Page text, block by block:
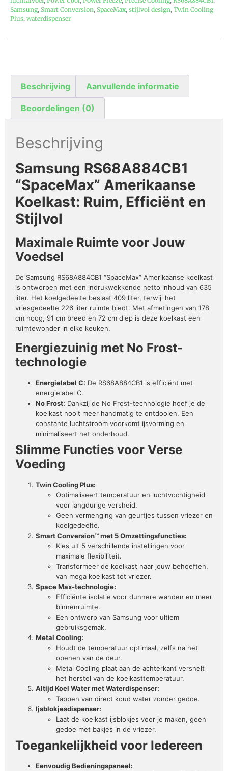
Samsung, Smart Conversion, SpaceMax, stijlvol design, Twin Cooling
Plus, waterdispenser
Beschrijving Aanvullende informatie
Beoordelingen (0)
Beschrijving
Samsung RS68A884CB1
“SpaceMax” Amerikaanse
Koelkast: Ruim, Efficiënt en
Stijlvol
Maximale Ruimte voor Jouw
Voedsel
De Samsung RS68A884CB1 “SpaceMax” Amerikaanse koelkast
is ontworpen met een indrukwekkende netto inhoud van 635
liter. Het koelgedeelte beslaat 409 liter, terwijl het
vriesgedeelte 226 liter ruimte biedt. Met afmetingen van 178
cm hoog, 91 cm breed en 72 cm diep is deze koelkast een
ruimtewonder in elke keuken.
Energiezuinig met No Frost-
technologie
Energielabel C: De RS68A884CB1 is efficiënt met
energielabel C.
No Frost: Dankzij de No Frost-technologie hoef je de
koelkast nooit meer handmatig te ontdooien. Een
constante luchtstroom voorkomt ijsvorming en
minimaliseert het onderhoud.
Slimme Functies voor Verse
Voeding
Twin Cooling Plus:
Optimaliseert temperatuur en luchtvochtigheid
voor langdurige versheid.
Geen vermenging van geurtjes tussen vriezer en
koelgedeelte.
Smart Conversion™ met 5 Omzettingsfuncties:
Kies uit 5 verschillende instellingen voor
maximale flexibiliteit.
Transformeer de koelkast naar jouw behoeften,
van mega koelkast tot vriezer.
Space Max-technologie:
Efficiënte isolatie voor dunnere wanden en meer
binnenruimte.
Een ontwerp van Samsung voor ultiem
gebruiksgemak.
Metal Cooling:
Houdt de temperatuur optimaal, zelfs na het
openen van de deur.
Metal Cooling plaat aan de achterkant versnelt
het herstel van de koelkasttemperatuur.
Altijd Koel Water met Waterdispenser:
Tappen van direct koud water zonder gedoe.
Ijsblokjesdispenser:
Laat de koelkast ijsblokjes voor je maken, geen
gedoe met bakjes in de vriezer.
Toegankelijkheid voor Iedereen
Eenvoudig Bedieningspaneel: